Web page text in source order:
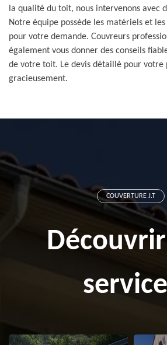
la qualité du toit, nous intervenons avec
Notre équipe possède les matériels et
pour votre demande. Couvreurs
également vous donner des conseils
de votre toit. Le devis détaillé pour
gracieusement.
COUVERTURE J.T